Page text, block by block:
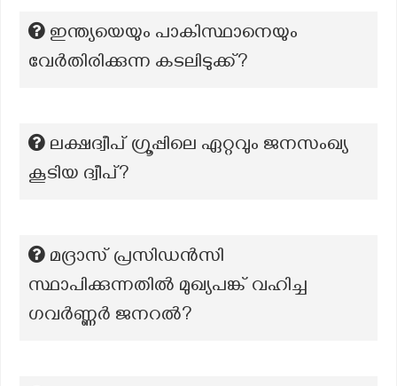
ഇന്ത്യയെയും പാകിസ്ഥാനെയും
വേർതിരിക്കുന്ന കടലിടുക്ക്?
ലക്ഷദ്വീപ് ഗ്രൂപ്പിലെ ഏറ്റവും ജനസംഖ്യ
കൂടിയ ദ്വീപ്?
മദ്രാസ് പ്രസിഡൻസി
സ്ഥാപിക്കുന്നതിൽ മുഖ്യപങ്ക് വഹിച്ച
ഗവർണ്ണർ ജനറൽ?